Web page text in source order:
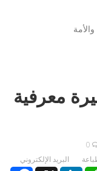
معرفية
0
البريد الإلكتروني